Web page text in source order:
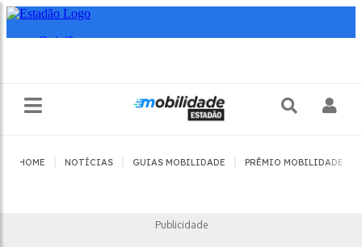
HOME NOTÍCIAS GUIAS MOBILIDADE PRÊMIO MOBILIDADE
Publicidade